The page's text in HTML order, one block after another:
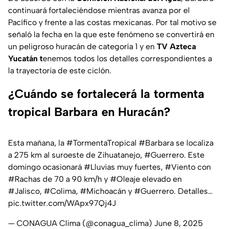
continuará fortaleciéndose mientras avanza por el
Pacífico y frente a las costas mexicanas. Por tal motivo se
señaló la fecha en la que este fenómeno se convertirá en
un peligroso huracán de categoría 1 y en TV Azteca
Yucatán tenemos todos los detalles correspondientes a
la trayectoria de este ciclón.
¿Cuándo se fortalecerá la tormenta
tropical Barbara en Huracán?
Esta mañana, la #TormentaTropical #Barbara se localiza
a 275 km al suroeste de Zihuatanejo, #Guerrero. Este
domingo ocasionará #Lluvias muy fuertes, #Viento con
#Rachas de 70 a 90 km/h y #Oleaje elevado en
#Jalisco, #Colima, #Michoacán y #Guerrero. Detalles…
pic.twitter.com/WApx97Qj4J
— CONAGUA Clima (@conagua_clima) June 8, 2025